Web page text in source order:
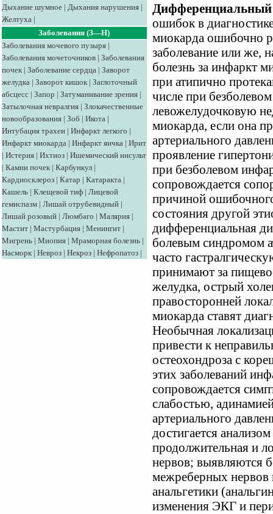
Дыхание шумное | Дыхания нарушения |
Желтуха |
Заболевания (З—Н)
Заболевания мочевого пузыря |
Заболевания мочеточников | Заболевания
почек | Заболевание сердца | Заворот
желудка | Заворот кишок | Заглоточный
абсцесс | Запор | Затуманивание зрения |
Затылочная невралгия | Злокачественные
новообразования | Зоб | Икота |
Интубация трахеи | Инфаркт легкого |
Инфаркт миокарда | Инфаркт яичка | Ирит
| Истерия | Ихтиоз | Ишемический инсульт
| Камни почек | Карбункул |
Кардиосклероз | Катар | Катаракта |
Кашель | Клещевой тиф | Лицевой
гемиспазм | Лишай отрубевидный |
Лишай розовый | Люмбаго | Малярия |
Мастит | Мастурбация | Менингит |
Мигрень | Миопия | Мраморная болезнь |
Насморк | Невроз | Некроз | Нефропатоз |
Дифференциальный
ошибок в
миокарда ошибочно
заболевание или же,
болезнь за инфаркт
при атипично
числе при
левожелудочковую
миокарда, если она
артериального
проявление
при безболевом
сопровождается
причиной
состояния другой
дифференциальная
болевым синдромом
часто
принимают за
желудка, острый
правосторонней
миокарда ставят
Необычная
привести к
остеохондроза с
этих заболеваний
сопровождается
слабостью,
артериального
достигается
продолжительная и
нервов; выявляются
межреберных нервов
анальгетики
изменения ЭКГ и